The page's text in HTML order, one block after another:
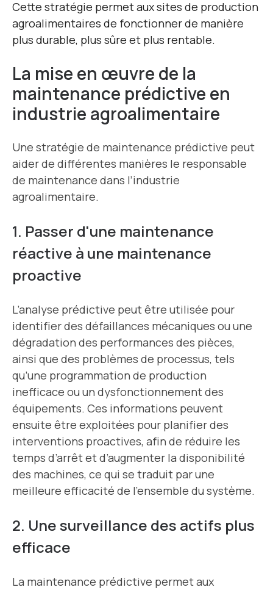
Cette stratégie permet aux sites de production
agroalimentaires de fonctionner de manière
plus durable, plus sûre et plus rentable.
La mise en œuvre de la
maintenance prédictive en
industrie agroalimentaire
Une stratégie de maintenance prédictive peut
aider de différentes manières le responsable
de maintenance dans l’industrie
agroalimentaire.
1. Passer d'une maintenance
réactive à une maintenance
proactive
L’analyse prédictive peut être utilisée pour
identifier des défaillances mécaniques ou une
dégradation des performances des pièces,
ainsi que des problèmes de processus, tels
qu’une programmation de production
inefficace ou un dysfonctionnement des
équipements. Ces informations peuvent
ensuite être exploitées pour planifier des
interventions proactives, afin de réduire les
temps d’arrêt et d’augmenter la disponibilité
des machines, ce qui se traduit par une
meilleure efficacité de l’ensemble du système.
2. Une surveillance des actifs plus
efficace
La maintenance prédictive permet aux